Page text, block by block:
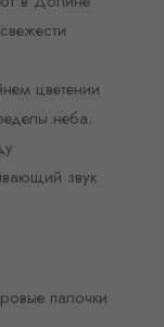
цветении
неба.
звук
палочки